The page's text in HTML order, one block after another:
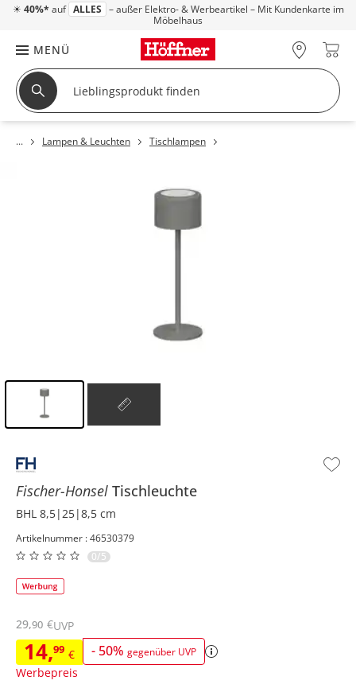
☀ 40%* auf ALLES – außer Elektro- & Werbeartikel – Mit Kundenkarte im
Möbelhaus
MENÜ
Lampen & Leuchten Tischlampen
Fischer-Honsel Tischleuchte
BHL 8,5|25|8,5 cm
Artikelnummer : 46530379
0/5
14,99 € - 50% gegenüber UVP
Werbepreis
29,90 €UVP